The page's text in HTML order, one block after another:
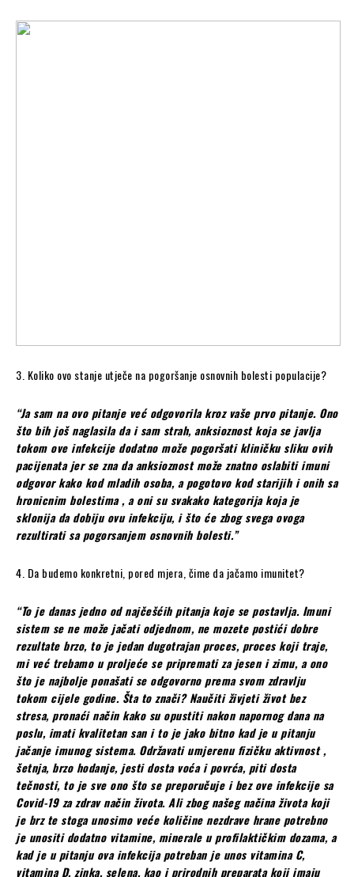
3. Koliko ovo stanje utječe na pogoršanje osnovnih bolesti populacije?
“Ja sam na ovo pitanje već odgovorila kroz vaše prvo pitanje. Ono
što bih još naglasila da i sam strah, anksioznost koja se javlja
tokom ove infekcije dodatno može pogoršati kliničku sliku ovih
pacijenata jer se zna da anksioznost može znatno oslabiti imuni
odgovor kako kod mladih osoba, a pogotovo kod starijih i onih sa
hronicnim bolestima , a oni su svakako kategorija koja je
sklonija da dobiju ovu infekciju, i što će zbog svega ovoga
rezultirati sa pogorsanjem osnovnih bolesti.”
4. Da budemo konkretni, pored mjera, čime da jačamo imunitet?
“To je danas jedno od najčešćih pitanja koje se postavlja. Imuni
sistem se ne može jačati odjednom, ne mozete postići dobre
rezultate brzo, to je jedan dugotrajan proces, proces koji traje,
mi već trebamo u proljeće se pripremati za jesen i zimu, a ono
što je najbolje ponašati se odgovorno prema svom zdravlju
tokom cijele godine. Šta to znači? Naučiti živjeti život bez
stresa, pronaći način kako su opustiti nakon napornog dana na
poslu, imati kvalitetan san i to je jako bitno kad je u pitanju
jačanje imunog sistema. Održavati umjerenu fizičku aktivnost ,
šetnja, brzo hodanje, jesti dosta voća i povrća, piti dosta
tečnosti, to je sve ono što se preporučuje i bez ove infekcije sa
Covid-19 za zdrav način života. Ali zbog našeg načina života koji
je brz te stoga unosimo veće količine nezdrave hrane potrebno
je unositi dodatno vitamine, minerale u profilaktičkim dozama, a
kad je u pitanju ova infekcija potreban je unos vitamina C,
vitamina D, zinka, selena, kao i prirodnih preparata koji imaju